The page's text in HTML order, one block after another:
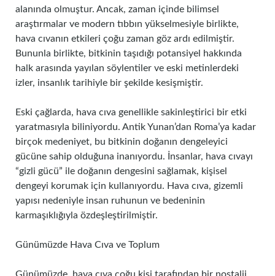
alanında olmuştur. Ancak, zaman içinde bilimsel
araştırmalar ve modern tıbbın yükselmesiyle birlikte,
hava cıvanın etkileri çoğu zaman göz ardı edilmiştir.
Bununla birlikte, bitkinin taşıdığı potansiyel hakkında
halk arasında yayılan söylentiler ve eski metinlerdeki
izler, insanlık tarihiyle bir şekilde kesişmiştir.
Eski çağlarda, hava cıva genellikle sakinleştirici bir etki
yaratmasıyla biliniyordu. Antik Yunan’dan Roma’ya kadar
birçok medeniyet, bu bitkinin doğanın dengeleyici
gücüne sahip olduğuna inanıyordu. İnsanlar, hava cıvayı
“gizli gücü” ile doğanın dengesini sağlamak, kişisel
dengeyi korumak için kullanıyordu. Hava cıva, gizemli
yapısı nedeniyle insan ruhunun ve bedeninin
karmaşıklığıyla özdeşleştirilmiştir.
Günümüzde Hava Cıva ve Toplum